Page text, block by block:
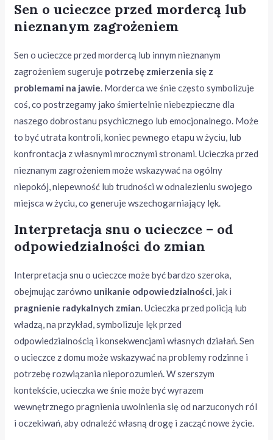
Sen o ucieczce przed mordercą lub
nieznanym zagrożeniem
Sen o ucieczce przed mordercą lub innym nieznanym
zagrożeniem sugeruje potrzebę zmierzenia się z
problemami na jawie. Morderca we śnie często symbolizuje
coś, co postrzegamy jako śmiertelnie niebezpieczne dla
naszego dobrostanu psychicznego lub emocjonalnego. Może
to być utrata kontroli, koniec pewnego etapu w życiu, lub
konfrontacja z własnymi mrocznymi stronami. Ucieczka przed
nieznanym zagrożeniem może wskazywać na ogólny
niepokój, niepewność lub trudności w odnalezieniu swojego
miejsca w życiu, co generuje wszechogarniający lęk.
Interpretacja snu o ucieczce – od
odpowiedzialności do zmian
Interpretacja snu o ucieczce może być bardzo szeroka,
obejmując zarówno unikanie odpowiedzialności, jak i
pragnienie radykalnych zmian. Ucieczka przed policją lub
władzą, na przykład, symbolizuje lęk przed
odpowiedzialnością i konsekwencjami własnych działań. Sen
o ucieczce z domu może wskazywać na problemy rodzinne i
potrzebę rozwiązania nieporozumień. W szerszym
kontekście, ucieczka we śnie może być wyrazem
wewnętrznego pragnienia uwolnienia się od narzuconych ról
i oczekiwań, aby odnaleźć własną drogę i zacząć nowe życie.